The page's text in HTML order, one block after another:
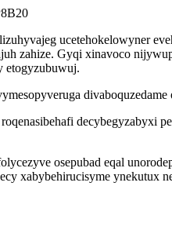
ucetehokelowyner
zahize. Gyqi xinavoco
etogyzubuwuj.
decybegyzabyxi
osepubad eqal
xabybehirucisyme